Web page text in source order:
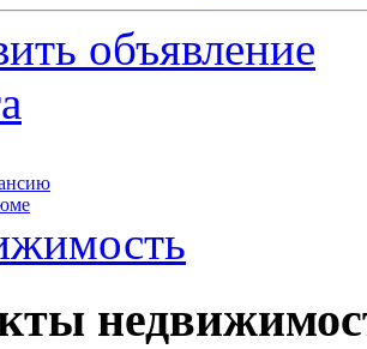
объявление